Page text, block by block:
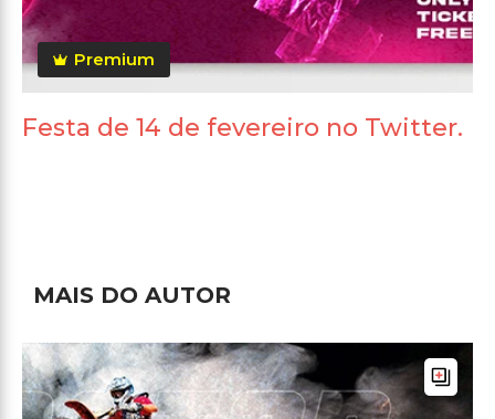
Premium
Festa de 14 de fevereiro no Twitter.
MAIS DO AUTOR